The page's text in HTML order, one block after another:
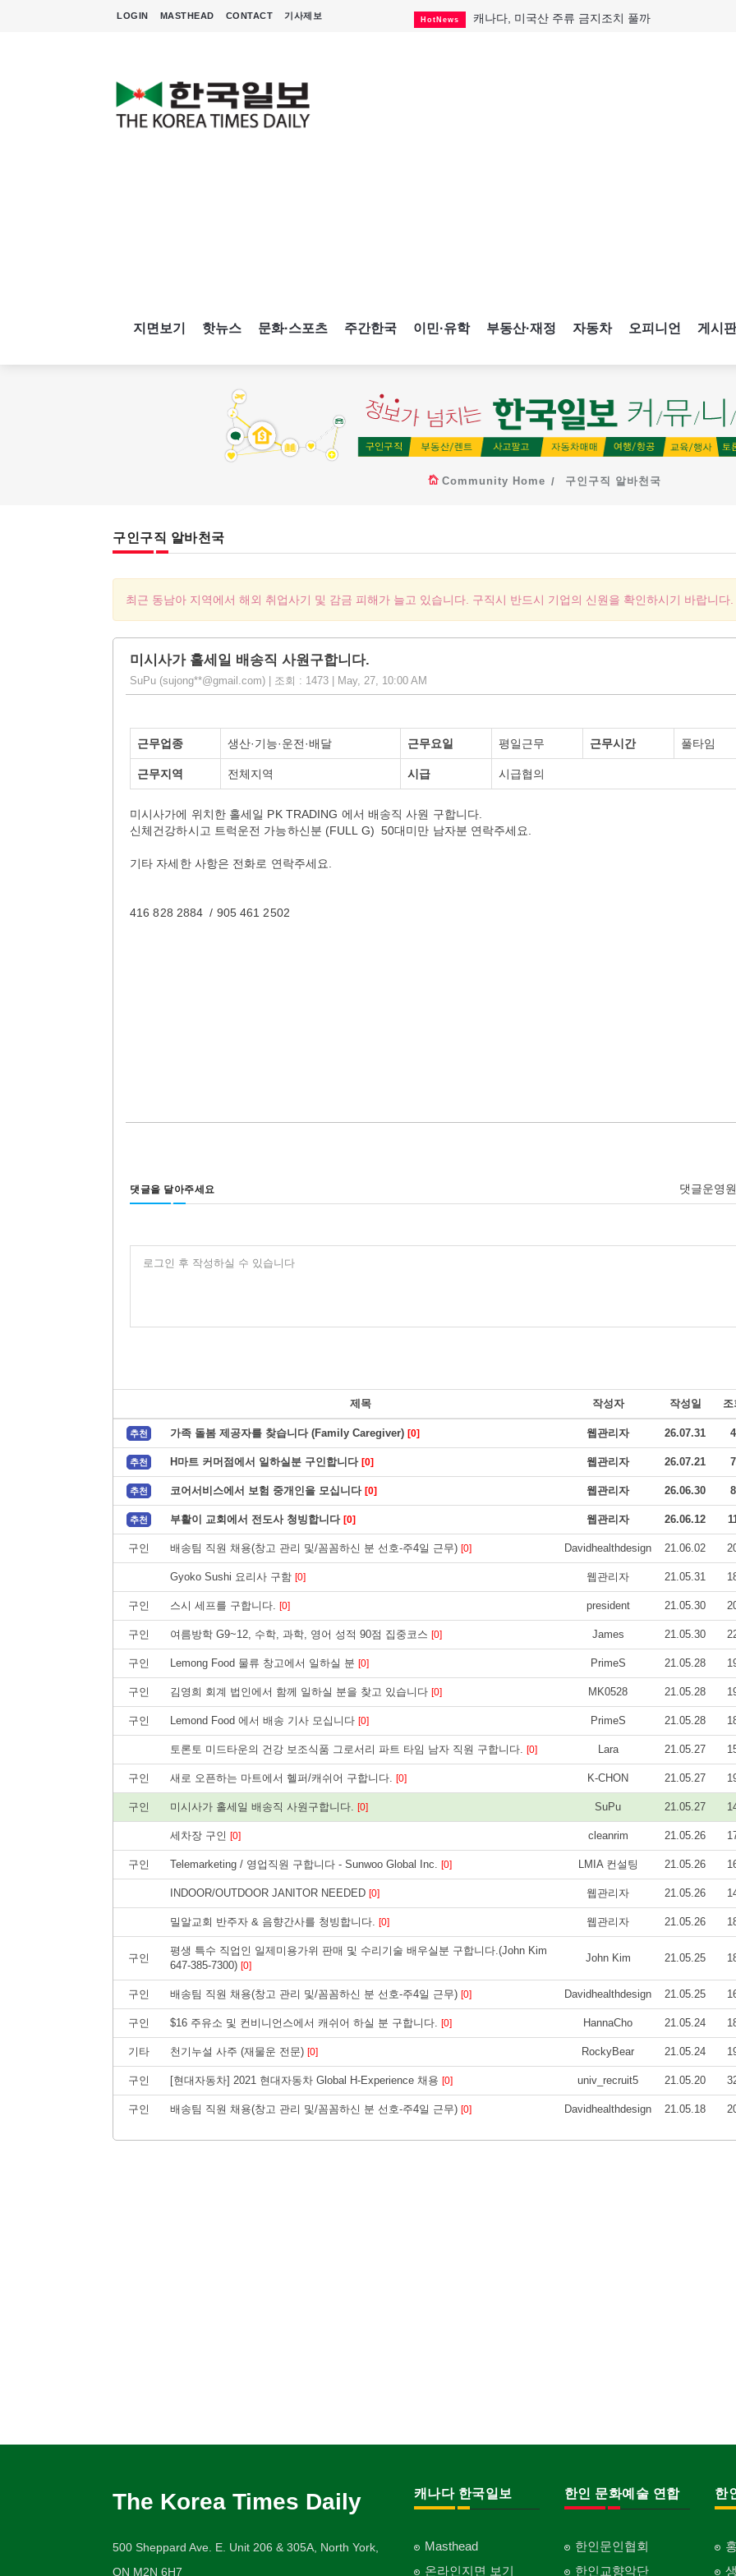
LOGIN MASTHEAD CONTACT 기사제보 HotNews 캐나다, 미국산 주류 금지조치 풀까
지면보기 핫뉴스 문화·스포츠 주간한국 이민·유학 부동산·재정 자동차 오피니언 게시판
Community Home 구인구직 알바천국
구인구직 알바천국
최근 동남아 지역에서 해외 취업사기 및 감금 피해가 늘고 있습니다. 구직시 반드시 기업의 신원을 확인하시기 바랍니다.
미시사가 홀세일 배송직 사원구합니다.
SuPu (sujong**@gmail.com) | 조회 : 1473 | May, 27, 10:00 AM
근무업종 생산·기능·운전·배달 근무요일 평일근무 근무시간 풀타임
근무지역 전체지역 시급 시급협의
미시사가에 위치한 홀세일 PK TRADING 에서 배송직 사원 구합니다.
신체건강하시고 트럭운전 가능하신분 (FULL G) 50대미만 남자분 연락주세요.
기타 자세한 사항은 전화로 연락주세요.
416 828 2884 / 905 461 2502
댓글을 달아주세요 댓글운영
로그인 후 작성하실 수 있습니다
제목 작성자 작성일 조
추천 가족 돌봄 제공자를 찾습니다 (Family Caregiver) [0] 웹관리자 26.07.31
추천 H마트 커머점에서 일하실분 구인합니다 [0] 웹관리자 26.07.21
추천 코어서비스에서 보험 중개인을 모십니다 [0] 웹관리자 26.06.30
추천 부활이 교회에서 전도사 청빙합니다 [0] 웹관리자 26.06.12
구인 배송팀 직원 채용(창고 관리 및/꼼꼼하신 분 선호-주4일 근무) [0] Davidhealthdesign 21.06.02
Gyoko Sushi 요리사 구함 [0] 웹관리자 21.05.31
구인 스시 세프를 구합니다. [0] president 21.05.30
구인 여름방학 G9~12, 수학, 과학, 영어 성적 90점 집중코스 [0] James 21.05.30
구인 Lemong Food 물류 창고에서 일하실 분 [0] PrimeS 21.05.28
구인 김영희 회계 법인에서 함께 일하실 분을 찾고 있습니다 [0] MK0528 21.05.28
구인 Lemond Food 에서 배송 기사 모십니다 [0] PrimeS 21.05.28
토론토 미드타운의 건강 보조식품 그로서리 파트 타임 남자 직원 구합니다. [0] Lara 21.05.27
구인 새로 오픈하는 마트에서 헬퍼/캐쉬어 구합니다. [0] K-CHON 21.05.27
구인 미시사가 홀세일 배송직 사원구합니다. [0] SuPu 21.05.27
세차장 구인 [0] cleanrim 21.05.26
구인 Telemarketing / 영업직원 구합니다 - Sunwoo Global Inc. [0] LMIA 컨설팅 21.05.26
INDOOR/OUTDOOR JANITOR NEEDED [0] 웹관리자 21.05.26
밀알교회 반주자 & 음향간사를 청빙합니다. [0] 웹관리자 21.05.26
구인
평생 특수 직업인 일제미용가위 판매 및 수리기술 배우실분 구합니다.(John Kim
647-385-7300) [0]
John Kim 21.05.25
구인 배송팀 직원 채용(창고 관리 및/꼼꼼하신 분 선호-주4일 근무) [0] Davidhealthdesign 21.05.25
구인 $16 주유소 및 컨비니언스에서 캐쉬어 하실 분 구합니다. [0] HannaCho 21.05.24
기타 천기누설 사주 (재물운 전문) [0] RockyBear 21.05.24
구인 [현대자동차] 2021 현대자동차 Global H-Experience 채용 [0] univ_recruit5 21.05.20
구인 배송팀 직원 채용(창고 관리 및/꼼꼼하신 분 선호-주4일 근무) [0] Davidhealthdesign 21.05.18
The Korea Times Daily
500 Sheppard Ave. E. Unit 206 & 305A, North York,
ON M2N 6H7
캐나다 한국일보
Masthead
온라인지면 보기
한인 문화예술 연합
한인문인협회
한인교향악단
한